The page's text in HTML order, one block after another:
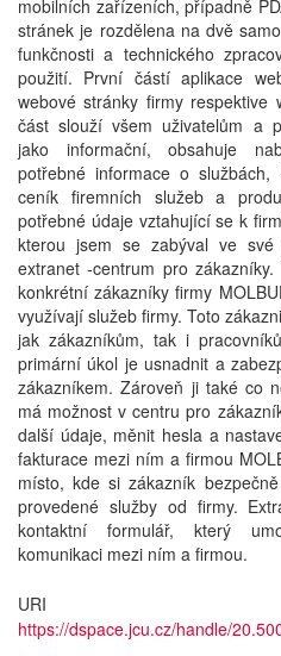
mobilních zařízeních, případně
stránek je rozdělena na dvě
funkčnosti a technického
použití. První částí aplikace
webové stránky firmy respektive
část slouží všem uživatelům a
jako informační, obsahuje
potřebné informace o
ceník firemních služeb a
potřebné údaje vztahující se k
kterou jsem se zabýval ve
extranet -centrum pro
konkrétní zákazníky firmy
využívají služeb firmy. Toto
jak zákazníkům, tak i
primární úkol je usnadnit a
zákazníkem. Zároveň ji také co
má možnost v centru pro
další údaje, měnit hesla a
fakturace mezi ním a firmou
místo, kde si zákazník
provedené služby od firmy.
kontaktní formulář, který
komunikaci mezi ním a firmou.
URI
https://dspace.jcu.cz/handle/